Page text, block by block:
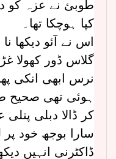
طوبئ نے عزہ کو
کپا ہوچکا تھا۔
اس نے آئو دیکھا
گلاس ڈور کھولا
نرس ابھی انکی
ہوئی تھی صحیح
کر ڈالا دبلی
سارا بوجھ خود پر
ڈاکٹرنی انہیں